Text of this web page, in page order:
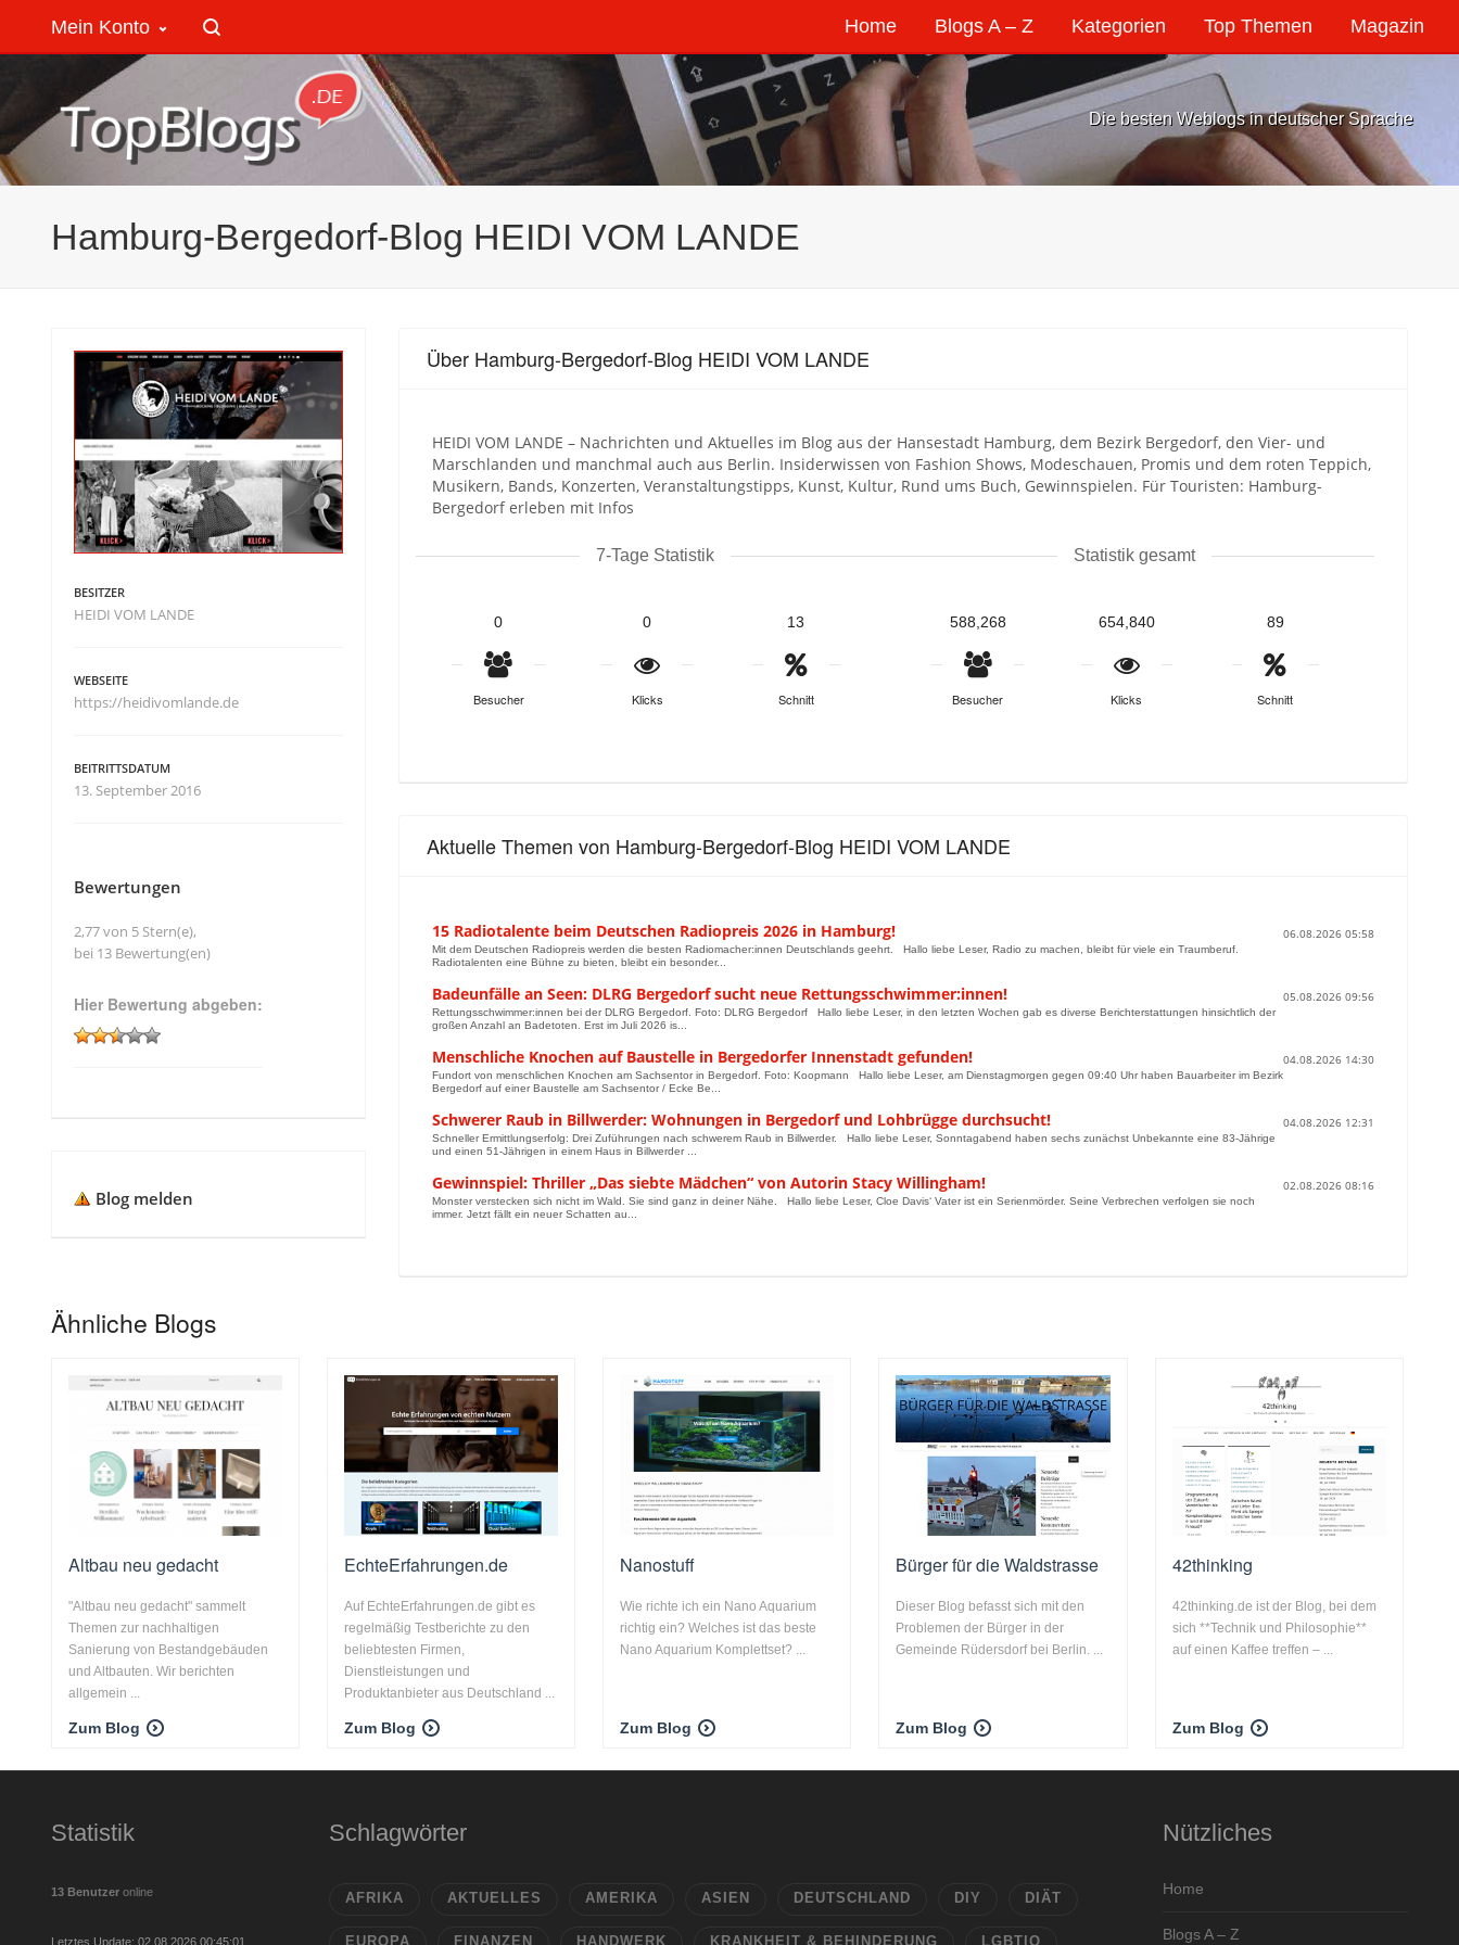
Home Blogs A – Z Kategorien Top Themen Magazin
Mein Konto
Die besten Weblogs in deutscher Sprache
Hamburg-Bergedorf-Blog HEIDI VOM LANDE
Über Hamburg-Bergedorf-Blog HEIDI VOM LANDE
HEIDI VOM LANDE – Nachrichten und Aktuelles im Blog aus der Hansestadt Hamburg, dem Bezirk Bergedorf, den Vier- und
Marschlanden und manchmal auch aus Berlin. Insiderwissen von Fashion Shows, Modeschauen, Promis und dem roten Teppich,
Musikern, Bands, Konzerten, Veranstaltungstipps, Kunst, Kultur, Rund ums Buch, Gewinnspielen. Für Touristen: Hamburg-
Bergedorf erleben mit Infos
7-Tage Statistik
0
Besucher
0
Klicks
13
Schnitt
Statistik gesamt
588,268
Besucher
654,840
Klicks
89
Schnitt
Aktuelle Themen von Hamburg-Bergedorf-Blog HEIDI VOM LANDE
15 Radiotalente beim Deutschen Radiopreis 2026 in Hamburg! 06.08.2026 05:58
Mit dem Deutschen Radiopreis werden die besten Radiomacher:innen Deutschlands geehrt. Hallo liebe Leser, Radio zu machen, bleibt für viele ein Traumberuf.
Radiotalenten eine Bühne zu bieten, bleibt ein besonder...
Badeunfälle an Seen: DLRG Bergedorf sucht neue Rettungsschwimmer:innen! 05.08.2026 09:56
Rettungsschwimmer:innen bei der DLRG Bergedorf. Foto: DLRG Bergedorf Hallo liebe Leser, in den letzten Wochen gab es diverse Berichterstattungen hinsichtlich der
großen Anzahl an Badetoten. Erst im Juli 2026 is...
Menschliche Knochen auf Baustelle in Bergedorfer Innenstadt gefunden! 04.08.2026 14:30
Fundort von menschlichen Knochen am Sachsentor in Bergedorf. Foto: Koopmann Hallo liebe Leser, am Dienstagmorgen gegen 09:40 Uhr haben Bauarbeiter im Bezirk
Bergedorf auf einer Baustelle am Sachsentor / Ecke Be...
Schwerer Raub in Billwerder: Wohnungen in Bergedorf und Lohbrügge durchsucht! 04.08.2026 12:31
Schneller Ermittlungserfolg: Drei Zuführungen nach schwerem Raub in Billwerder. Hallo liebe Leser, Sonntagabend haben sechs zunächst Unbekannte eine 83-Jährige
und einen 51-Jährigen in einem Haus in Billwerder ...
Gewinnspiel: Thriller „Das siebte Mädchen“ von Autorin Stacy Willingham! 02.08.2026 08:16
Monster verstecken sich nicht im Wald. Sie sind ganz in deiner Nähe. Hallo liebe Leser, Cloe Davis‘ Vater ist ein Serienmörder. Seine Verbrechen verfolgen sie noch
immer. Jetzt fällt ein neuer Schatten au...
BESITZER
HEIDI VOM LANDE
WEBSEITE
https://heidivomlande.de
BEITRITTSDATUM
13. September 2016
Bewertungen
2,77 von 5 Stern(e),
bei 13 Bewertung(en)
Hier Bewertung abgeben:
Blog melden
Ähnliche Blogs
Altbau neu gedacht
"Altbau neu gedacht" sammelt
Themen zur nachhaltigen
Sanierung von Bestandgebäuden
und Altbauten. Wir berichten
allgemein ...
Zum Blog
EchteErfahrungen.de
Auf EchteErfahrungen.de gibt es
regelmäßig Testberichte zu den
beliebtesten Firmen,
Dienstleistungen und
Produktanbieter aus Deutschland ...
Zum Blog
Nanostuff
Wie richte ich ein Nano Aquarium
richtig ein? Welches ist das beste
Nano Aquarium Komplettset? ...
Zum Blog
Bürger für die Waldstrasse
Dieser Blog befasst sich mit den
Problemen der Bürger in der
Gemeinde Rüdersdorf bei Berlin. ...
Zum Blog
42thinking
42thinking.de ist der Blog, bei dem
sich **Technik und Philosophie**
auf einen Kaffee treffen – ...
Zum Blog
Statistik
13 Benutzer online
Letztes Update: 02.08.2026 00:45:01
Schlagwörter
AFRIKA AKTUELLES AMERIKA ASIEN DEUTSCHLAND DIY DIÄT
EUROPA FINANZEN HANDWERK KRANKHEIT & BEHINDERUNG LGBTIQ
Nützliches
Home
Blogs A – Z